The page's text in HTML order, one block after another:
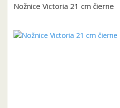
Nožnice Victoria 21 cm čierne